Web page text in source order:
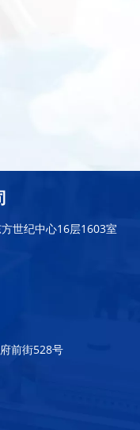
世纪中心16层1603室
前街528号